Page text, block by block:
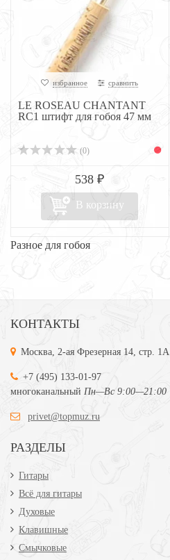
избранное сравнить
LE ROSEAU CHANTANT
RC1 штифт для гобоя 47 мм
(0)
538 ₽
В корзину
Разное для гобоя
КОНТАКТЫ
Москва, 2-ая Фрезерная 14, стр. 1А
+7 (495) 133-01-97
многоканальный Пн—Вс 9:00—21:00
privet@topmuz.ru
РАЗДЕЛЫ
Гитары
Всё для гитары
Духовые
Клавишные
Смычковые